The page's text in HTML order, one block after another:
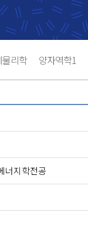
물리학 양자역학1
너지학전공